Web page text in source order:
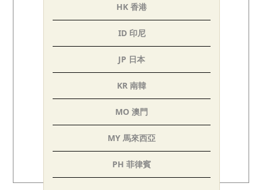
HK 香港
ID 印尼
JP 日本
KR 南韓
MO 澳門
MY 馬來西亞
PH 菲律賓
太平洋自行車博物館輕騎行 活動卷